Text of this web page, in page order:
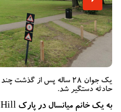
یک جوان ۲۸ ساله پس از
حادثه دستگیر شد.